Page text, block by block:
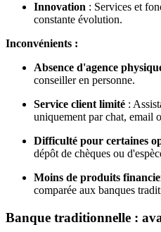
Innovation : Services et
constante évolution.
Inconvénients :
Absence d'agence
conseiller en personne.
Service client limité :
uniquement par chat, email
Difficulté pour certaines
dépôt de chèques ou
Moins de produits
comparée aux banques
Banque traditionnelle :